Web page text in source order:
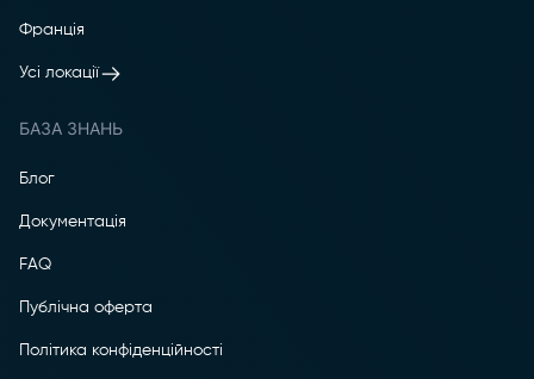
Франція
Усі локації
БАЗА ЗНАНЬ
Блог
Документація
FAQ
Публічна оферта
Політика конфіденційності